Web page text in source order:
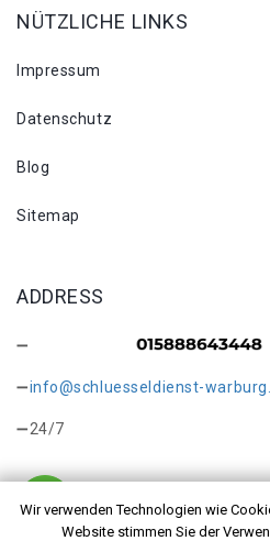
Wir verwenden Technologien wie
Website stimmen Sie der
NÜTZLICHE LINKS
Impressum
Datenschutz
Blog
Sitemap
ADDRESS
info@schluesseldienst-
24/7